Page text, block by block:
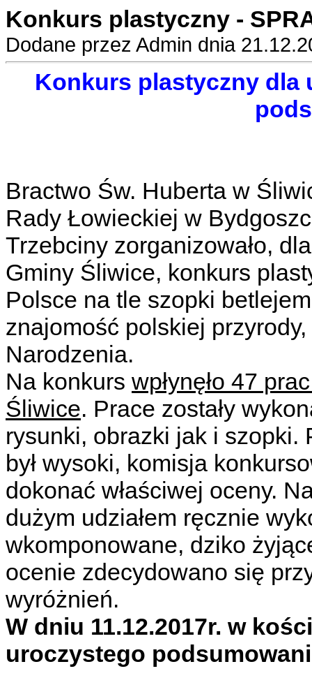
Konkurs plastyczny -
Dodane przez Admin dnia
Konkurs plastyczny dla
Bractwo Św. Huberta w
Rady Łowieckiej w
Trzebciny zorganizowało,
Gminy Śliwice, konkurs
Polsce na tle szopki
znajomość polskiej
Narodzenia.
Na konkurs wpłynęło 47
Śliwice. Prace zostały
rysunki, obrazki jak i szopki.
był wysoki, komisja
dokonać właściwej oceny.
dużym udziałem ręcznie
wkomponowane, dziko
ocenie zdecydowano się
wyróżnień.
W dniu 11.12.2017r. w
uroczystego